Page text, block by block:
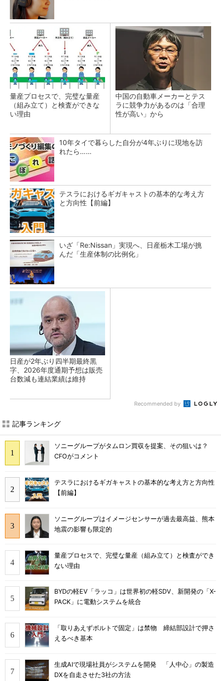
量産プロセスで、完璧な量産
（組み立て）と検査ができな
い理由
中国の自動車メーカーとテス
ラに競争力があるのは「合理
性が高い」から
10年タイで暮らした自分が4年ぶりに現地を訪
れたら……
テスラにおけるギガキャストの基本的な考え方
と方向性【前編】
いざ「Re:Nissan」実現へ、日産栃木工場が挑
んだ「生産体制の比例化」
日産が2年ぶり四半期最終黒
字、2026年度通期予想は販売
台数減も連結業績は維持
Recommended by
記事ランキング
ソニーグループがタムロン買収を提案、その狙いは？
CFOがコメント
テスラにおけるギガキャストの基本的な考え方と方向性
【前編】
ソニーグループはイメージセンサーが過去最高益、熊本
地震の影響も限定的
量産プロセスで、完璧な量産（組み立て）と検査ができ
ない理由
BYDの軽EV「ラッコ」は世界初の軽SDV、新開発の「X-
PACK」に電動システムを統合
「取りあえずボルトで固定」は禁物 締結部設計で押さ
えるべき基本
生成AIで現場社員がシステムを開発 「人中心」の製造
DXを自走させた3社の方法